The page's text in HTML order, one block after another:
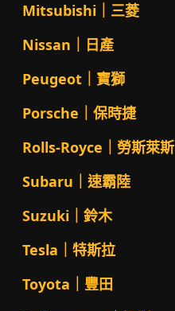
Mitsubishi｜三菱
Nissan｜日產
Peugeot｜寶獅
Porsche｜保時捷
Rolls-Royce｜勞斯萊斯
Subaru｜速霸陸
Suzuki｜鈴木
Tesla｜特斯拉
Toyota｜豐田